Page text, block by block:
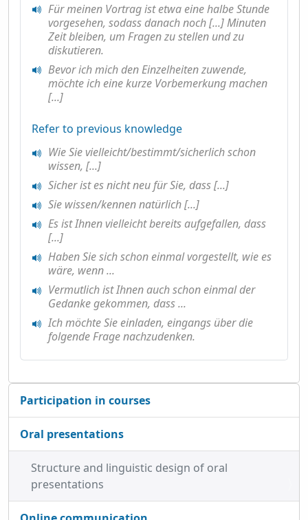
Für meinen Vortrag ist etwa eine halbe Stunde
vorgesehen, sodass danach noch [...] Minuten
Zeit bleiben, um Fragen zu stellen und zu
diskutieren.
Bevor ich mich den Einzelheiten zuwende,
möchte ich eine kurze Vorbemerkung machen
[...]
Refer to previous knowledge
Wie Sie vielleicht/bestimmt/sicherlich schon
wissen, [...]
Sicher ist es nicht neu für Sie, dass [...]
Sie wissen/kennen natürlich [...]
Es ist Ihnen vielleicht bereits aufgefallen, dass
[...]
Haben Sie sich schon einmal vorgestellt, wie es
wäre, wenn ...
Vermutlich ist Ihnen auch schon einmal der
Gedanke gekommen, dass ...
Ich möchte Sie einladen, eingangs über die
folgende Frage nachzudenken.
Participation in courses
Oral presentations
Structure and linguistic design of oral
presentations